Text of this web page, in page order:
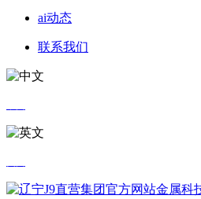
ai动态
联系我们